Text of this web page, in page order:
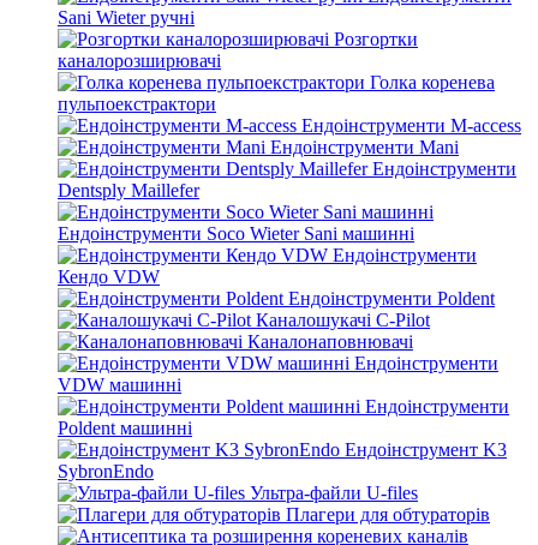
Sani Wieter ручні
Розгортки
каналорозширювачі
Голка коренева
пульпоекстрактори
Ендоінструменти M-access
Ендоінструменти Mani
Ендоінструменти
Dentsply Maillefer
Ендоінструменти Soco Wieter Sani машинні
Ендоінструменти
Кендо VDW
Ендоінструменти Poldent
Каналошукачі C-Pilot
Каналонаповнювачі
Ендоінструменти
VDW машинні
Ендоінструменти
Poldent машинні
Ендоінструмент K3
SybronEndo
Ультра-файли U-files
Плагери для обтураторів